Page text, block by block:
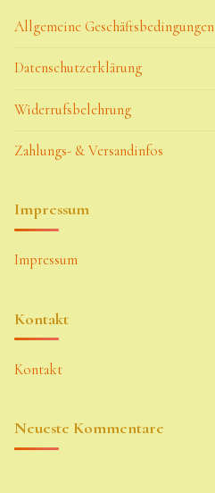
Allgemeine Geschäftsbedingungen
Datenschutzerklärung
Widerrufsbelehrung
Zahlungs- & Versandinfos
Impressum
Impressum
Kontakt
Kontakt
Neueste Kommentare